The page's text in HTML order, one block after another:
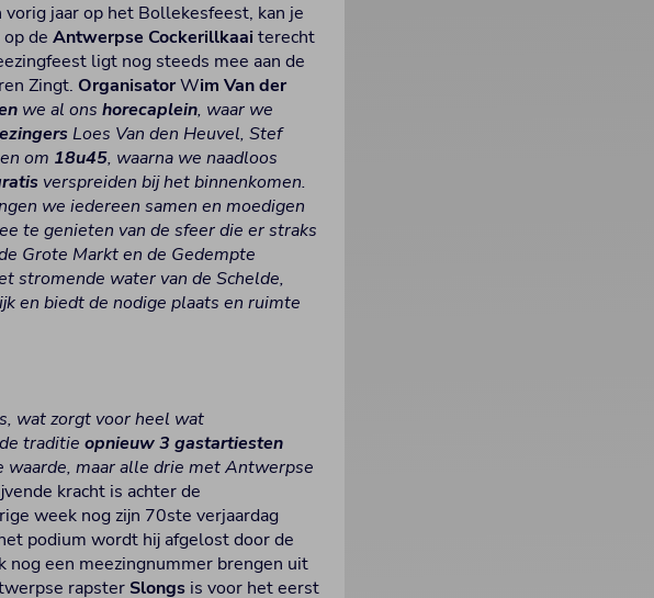
jaar op het Bollekesfeest, kan je
op deAntwerpse Cockerillkaaiterecht
ligt nog steeds mee aan de
Zingt. OrganisatorWim Van der
we al onshorecaplein, waar we
Loes Van den Heuvel, Stef
om 18u45, waarna we naadloos
verspreiden bij het binnenkomen.
we iedereen samen en moedigen
te genieten van de sfeer die er straks
Grote Markt en de Gedempte
stromende water van de Schelde,
en biedt de nodige plaats en ruimte
wat zorgt voor heel wat
traditieopnieuw 3 gastartiesten
maar alle drie met Antwerpse
kracht is achter de
week nog zijn 70ste verjaardag
podium wordt hij afgelost door de
nog een meezingnummer brengen uit
rapster Slongs is voor het eerst